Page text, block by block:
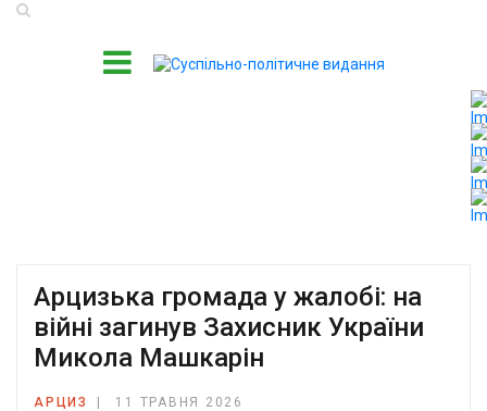
Арцизька громада у жалобі: на
війні загинув Захисник України
Микола Машкарін
АРЦИЗ 11 ТРАВНЯ 2026